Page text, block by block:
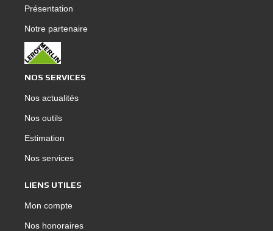
Présentation
Notre partenaire
NOS SERVICES
Nos actualités
Nos outils
Estimation
Nos services
LIENS UTILES
Mon compte
Nos honoraires